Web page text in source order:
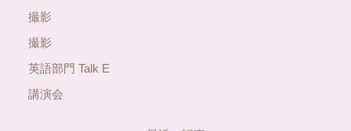
撮影
撮影
英語部門 Talk E
講演会